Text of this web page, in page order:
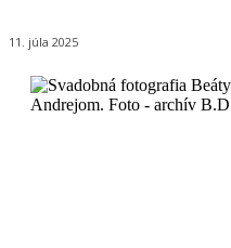
11. júla 2025